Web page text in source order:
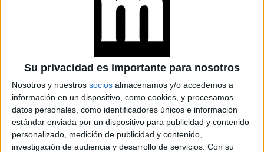
Su privacidad es importante para nosotros
Nosotros y nuestros socios almacenamos y/o accedemos a
información en un dispositivo, como cookies, y procesamos
datos personales, como identificadores únicos e información
estándar enviada por un dispositivo para publicidad y contenido
personalizado, medición de publicidad y contenido,
investigación de audiencia y desarrollo de servicios. Con su
Caras Noticias
Hombre
Parabrisas
Look
Luz Mía Lunateen Break BATimes
© Perfil.com 2006-2019 - Todos los derechos reservados
Registro de Propiedad Intelectual: Nro. 5346433